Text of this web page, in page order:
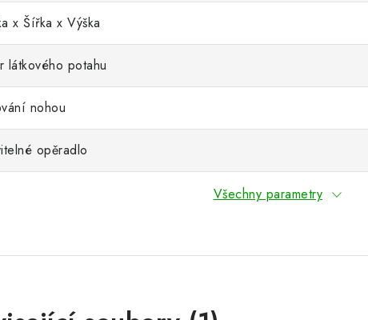
x Šířka x Výška
látkového potahu
nohou
opěradlo
Všechny parametry